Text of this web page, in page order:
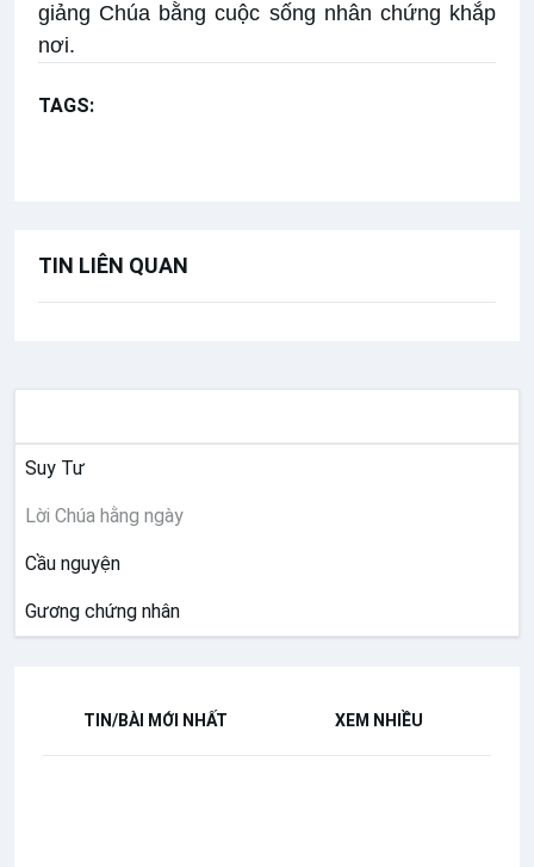
giảng Chúa bằng cuộc sống nhân chứng khắp
nơi.
TAGS:
TIN LIÊN QUAN
Suy Tư
Lời Chúa hằng ngày
Cầu nguyện
Gương chứng nhân
TIN/BÀI MỚI NHẤT XEM NHIỀU